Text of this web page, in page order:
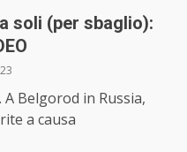
soli (per sbaglio):
Belgorod in Russia,
a causa